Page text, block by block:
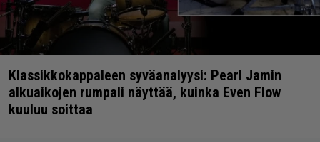
Klassikkokappaleen syväanalyysi: Pearl Jamin
alkuaikojen rumpali näyttää, kuinka Even Flow
kuuluu soittaa